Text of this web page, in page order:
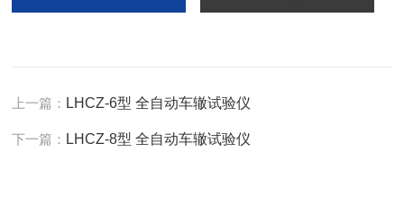
上一篇： LHCZ-6型 全自动车辙试验仪
下一篇： LHCZ-8型 全自动车辙试验仪